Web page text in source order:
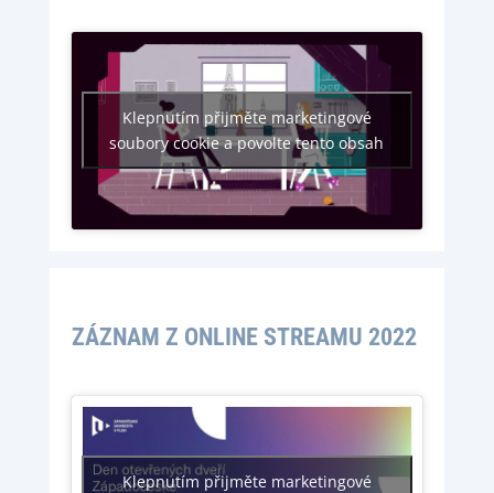
Klepnutím přijměte marketingové
soubory cookie a povolte tento obsah
ZÁZNAM Z ONLINE STREAMU 2022
Klepnutím přijměte marketingové